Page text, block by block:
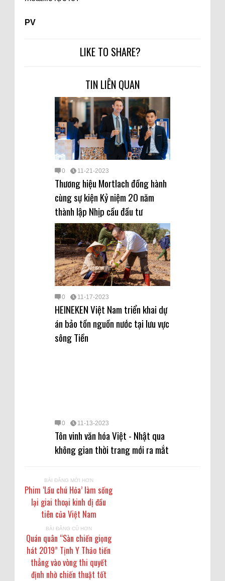
PV
LIKE TO SHARE?
TIN LIÊN QUAN
0 11-21-2023
Thương hiệu Mortlach đồng hành
cùng sự kiện Kỷ niệm 20 năm
thành lập Nhịp cầu đầu tư
0 11-17-2023
HEINEKEN Việt Nam triển khai dự
án bảo tồn nguồn nước tại lưu vực
sông Tiền
0 11-13-2023
Tôn vinh văn hóa Việt - Nhật qua
không gian thời trang mới ra mắt
BÀI ĐĂNG MỚI HƠN
Phim ‘Lầu chú Hỏa’ làm sống
lại giai thoại kinh dị đầu
tiên của Việt Nam
BÀI ĐĂNG CŨ HƠN
Quán quân “Sàn chiến giọng
hát 2019” Tịnh Y Thảo tiến
thẳng vào vòng thi quyết
định nhờ chiến thuật tốt